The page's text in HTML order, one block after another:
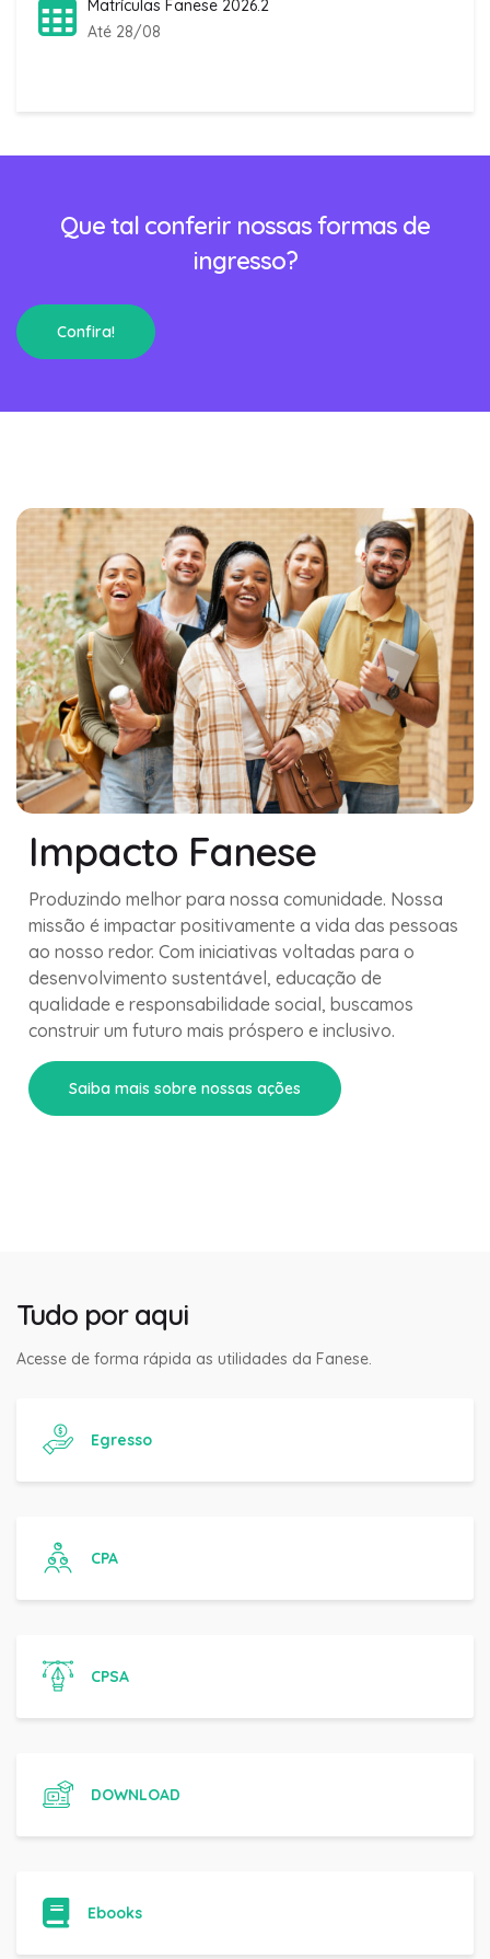
Matrículas Fanese 2026.2
Até 28/08
Que tal conferir nossas formas de
ingresso?
Confira!
Impacto Fanese
Produzindo melhor para nossa comunidade. Nossa
missão é impactar positivamente a vida das pessoas
ao nosso redor. Com iniciativas voltadas para o
desenvolvimento sustentável, educação de
qualidade e responsabilidade social, buscamos
construir um futuro mais próspero e inclusivo.
Saiba mais sobre nossas ações
Tudo por aqui
Acesse de forma rápida as utilidades da Fanese.
Egresso
CPA
CPSA
DOWNLOAD
Ebooks